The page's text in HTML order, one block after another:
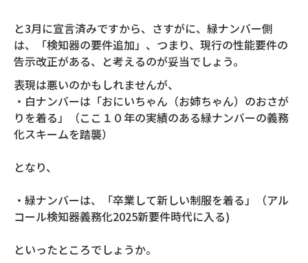
と3月に宣言済みですから、さすがに、緑ナンバー側
は、「検知器の要件追加」、つまり、現行の性能要件の
告示改正がある、と考えるのが妥当でしょう。
表現は悪いのかもしれませんが、
・白ナンバーは「おにいちゃん（お姉ちゃん）のおさが
りを着る」（ここ１０年の実績のある緑ナンバーの義務
化スキームを踏襲）
となり、
・緑ナンバーは、「卒業して新しい制服を着る」（アル
コール検知器義務化2025新要件時代に入る)
といったところでしょうか。